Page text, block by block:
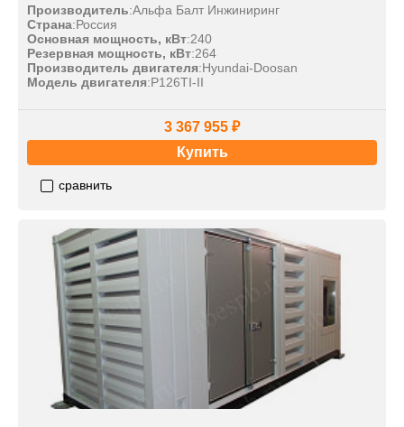
Производитель:Альфа Балт Инжиниринг
Страна:Россия
Основная мощность, кВт:240
Резервная мощность, кВт:264
Производитель двигателя:Hyundai-Doosan
Модель двигателя:P126TI-II
3 367 955 ₽
Купить
сравнить